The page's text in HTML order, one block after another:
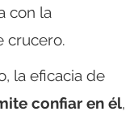
con la
crucero.
la eficacia de
confiar en él,